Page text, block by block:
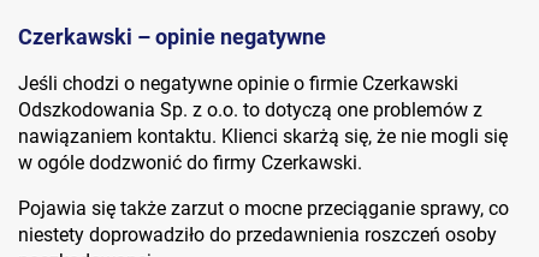
Czerkawski – opinie negatywne
Jeśli chodzi o negatywne opinie o firmie Czerkawski
Odszkodowania Sp. z o.o. to dotyczą one problemów z
nawiązaniem kontaktu. Klienci skarżą się, że nie mogli się
w ogóle dodzwonić do firmy Czerkawski.
Pojawia się także zarzut o mocne przeciąganie sprawy, co
niestety doprowadziło do przedawnienia roszczeń osoby